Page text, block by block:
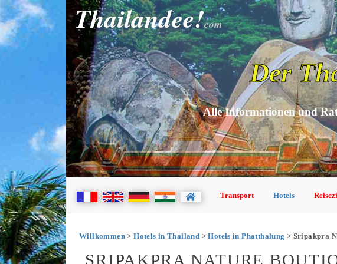
Thailandee!com
Der
Alle Informationen und
Transport Hotels
Willkommen>Hotels in Thailand >Hotels in Phatthalung > Sripakpra
SRIPAKPRA NATURE